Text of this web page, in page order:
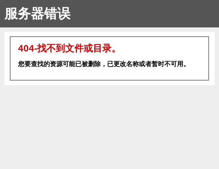
服务器错误
404-找不到文件或目录。
您要查找的资源可能已被删除，已更改名称或者暂时不可用。